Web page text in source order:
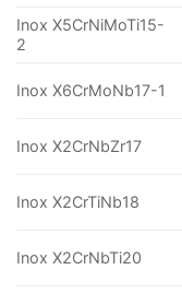
Inox X5CrNiMoTi15-
2
Inox X6CrMoNb17-1
Inox X2CrNbZr17
Inox X2CrTiNb18
Inox X2CrNbTi20